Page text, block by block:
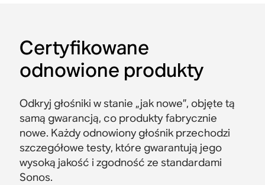
Certyfikowane
odnowione produkty
Odkryj głośniki w stanie „jak nowe”, objęte tą
samą gwarancją, co produkty fabrycznie
nowe. Każdy odnowiony głośnik przechodzi
szczegółowe testy, które gwarantują jego
wysoką jakość i zgodność ze standardami
Sonos.